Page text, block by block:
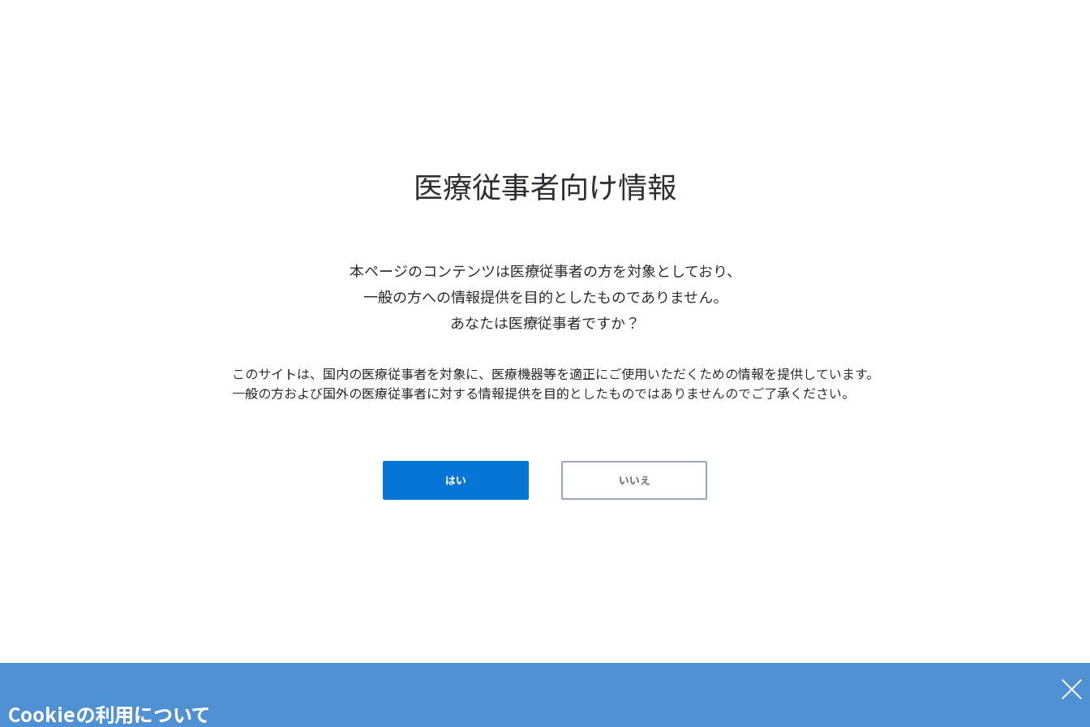
医療従事者向け情報
本ページのコンテンツは医療従事者の方を対象としており、
一般の方への情報提供を目的としたものでありません。
あなたは医療従事者ですか？
このサイトは、国内の医療従事者を対象に、医療機器等を適正にご使用いただくための情報を提供しています。
一般の方および国外の医療従事者に対する情報提供を目的としたものではありませんのでご了承ください。
はい いいえ
Cookieの利用について